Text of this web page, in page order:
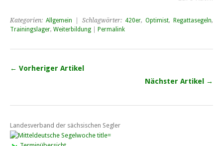
Kategorien:Allgemein | Schlagwörter: 420er, Optimist,Regattasegeln,
Trainingslager, Weiterbildung Permalink
← Vorheriger Artikel
Nächster Artikel →
Landesverband der sächsischen Segler